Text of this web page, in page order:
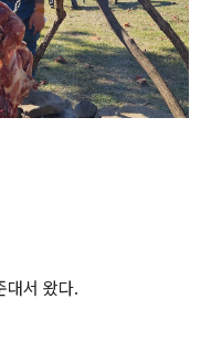
대서 왔다.